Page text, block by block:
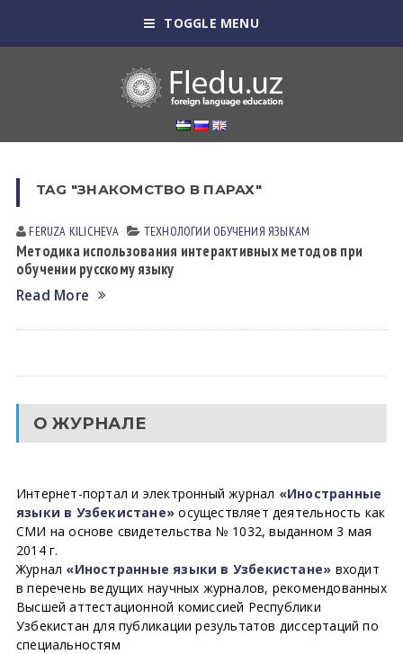
TOGGLE MENU
TAG "ЗНАКОМСТВО В ПАРАХ"
FERUZA KILICHEVА ТЕХНОЛОГИИ ОБУЧЕНИЯ ЯЗЫКАМ
Методика использования интерактивных методов при
обучении русскому языку
Read More
О ЖУРНАЛЕ
Интернет-портал и электронный журнал «Иностранные
языки в Узбекистане» осуществляет деятельность как
СМИ на основе свидетельства № 1032, выданном 3 мая
2014 г.
Журнал «Иностранные языки в Узбекистане» входит
в перечень ведущих научных журналов, рекомендованных
Высшей аттестационной комиссией Республики
Узбекистан для публикации результатов диссертаций по
специальностям